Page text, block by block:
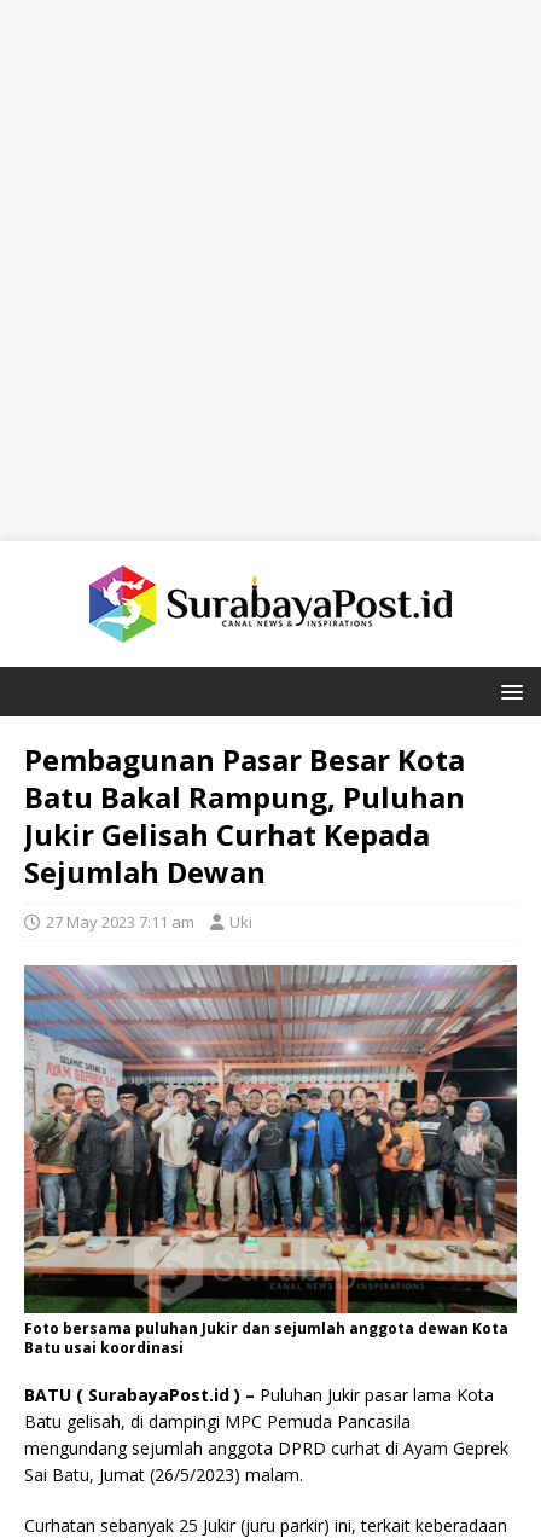
Pembagunan Pasar Besar Kota
Batu Bakal Rampung, Puluhan
Jukir Gelisah Curhat Kepada
Sejumlah Dewan
27 May 2023 7:11 am Uki
Foto bersama puluhan Jukir dan sejumlah anggota dewan Kota
Batu usai koordinasi
BATU ( SurabayaPost.id ) – Puluhan Jukir pasar lama Kota
Batu gelisah, di dampingi MPC Pemuda Pancasila
mengundang sejumlah anggota DPRD curhat di Ayam Geprek
Sai Batu, Jumat (26/5/2023) malam.
Curhatan sebanyak 25 Jukir (juru parkir) ini, terkait keberadaan